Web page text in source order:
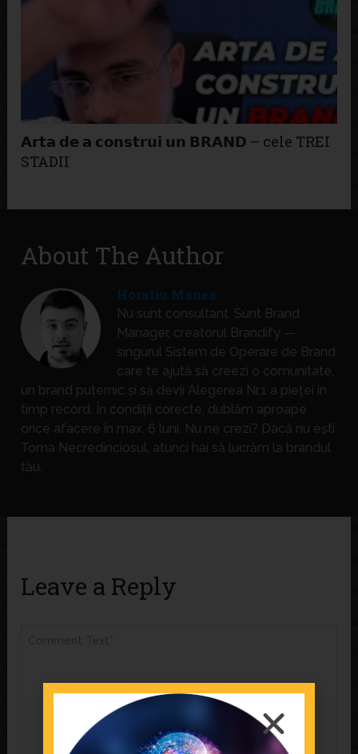
𝗔𝗿𝘁𝗮 𝗱𝗲 𝗮 𝗰𝗼𝗻𝘀𝘁𝗿𝘂𝗶 𝘂𝗻 𝗕𝗥𝗔𝗡𝗗 – cele TREI
STADII
About The Author
Horatiu Manea
Nu sunt consultant. Sunt Brand
Manager, creatorul Brandify —
singurul Sistem de Operare de Brand
care te ajută să creezi o comunitate,
un brand puternic și să devii Alegerea Nr.1 a pieței în
timp record. În condiții corecte, dublăm aproape
orice afacere în max. 6 luni. Nu ne crezi? Dacă nu ești
Toma Necredinciosul, atunci hai să lucrăm la brandul
tău.
Leave a Reply